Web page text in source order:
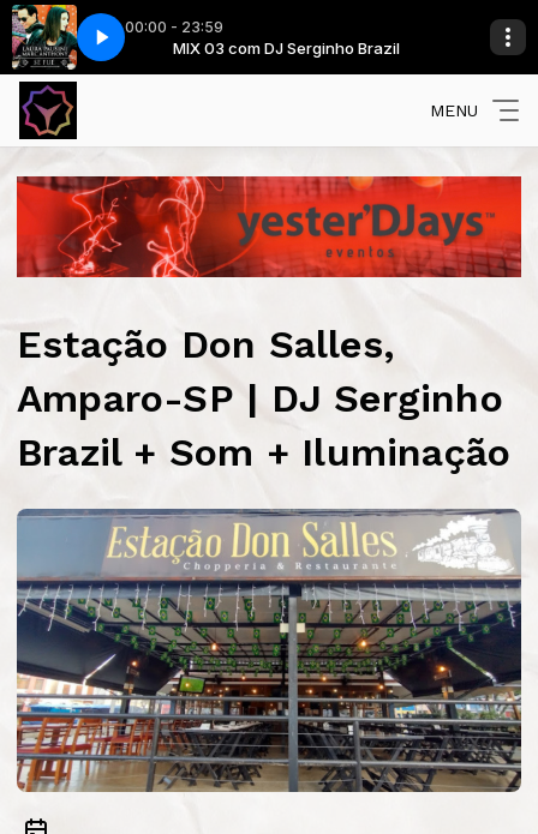
00:00 - 23:59
MIX 03 com DJ Serginho Brazil
Laura Pausini - Se Fue
MENU
Estação Don Salles,
Amparo-SP | DJ Serginho
Brazil + Som + Iluminação